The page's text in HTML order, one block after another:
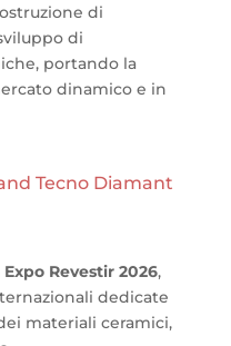
di
di
portando la
dinamico e in
Tecno Diamant
Expo Revestir 2026,
dedicate
materiali ceramici,